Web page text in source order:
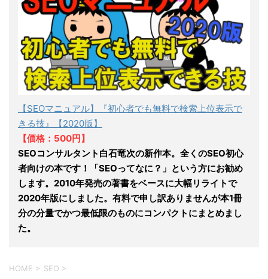
【SEOマニュアル】『初心者でも無料で検索上位表示で
きる技』【2020版】
【価格：500円】
SEOコンサルタント白石竜次の新作本。全くのSEO初心
者向けの本です！「SEOってなに？」という方にお勧め
します。2010年発売の著書をベースに大幅リライトで
2020年版にしました。有料で申し訳ありませんが本1冊
分の分量でかつ最低限のものにコンパクトにまとめまし
た。
HOME > SEO >